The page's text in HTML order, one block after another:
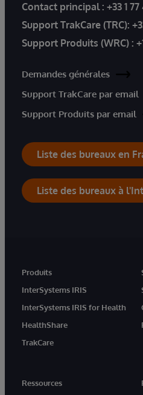
Contact principal : +33 1
Support TrakCare (TRC):
Support Produits (WRC) :
Demandes générales
Support TrakCare par email
Support Produits par email
Liste des bureaux en
Liste des bureaux à
Produits
InterSystems IRIS
InterSystems IRIS for Health
HealthShare
TrakCare
Ressources